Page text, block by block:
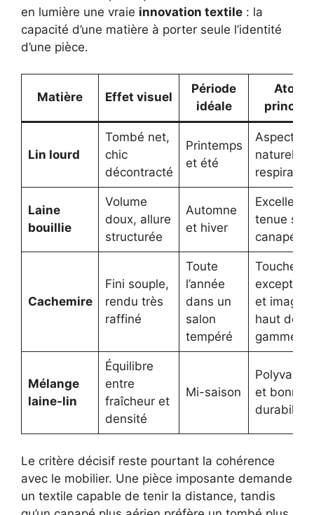
en lumière une vraie innovation textile : la
capacité d’une matière à porter seule l’identité
d’une pièce.
Matière Effet visuel
Période
idéale
Atout
Lin lourd
Tombé net,
chic
décontracté
Printemps
et été
Aspect
naturel et
respirant
Laine
bouillie
Volume
doux, allure
structurée
Automne
et hiver
Excellente
tenue sur
canapé
Cachemire
Fini souple,
rendu très
raffiné
Toute
l’année
dans un
salon
tempéré
Toucher
et image
haut de
gamme
Mélange
laine-lin
Équilibre
entre
fraîcheur et
densité
Mi-saison
et bonne
durabilité
Le critère décisif reste pourtant la cohérence
avec le mobilier. Une pièce imposante demande
un textile capable de tenir la distance, tandis